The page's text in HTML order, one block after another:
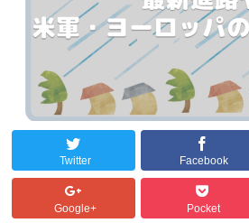
Twitter Facebook
Google+ Pocket